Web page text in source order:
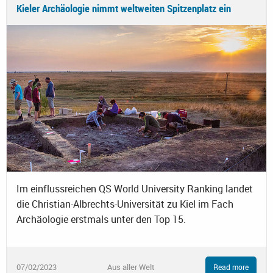
Kieler Archäologie nimmt weltweiten Spitzenplatz ein
Im einflussreichen QS World University Ranking landet
die Christian-Albrechts-Universität zu Kiel im Fach
Archäologie erstmals unter den Top 15.
07/02/2023 Aus aller Welt Read more